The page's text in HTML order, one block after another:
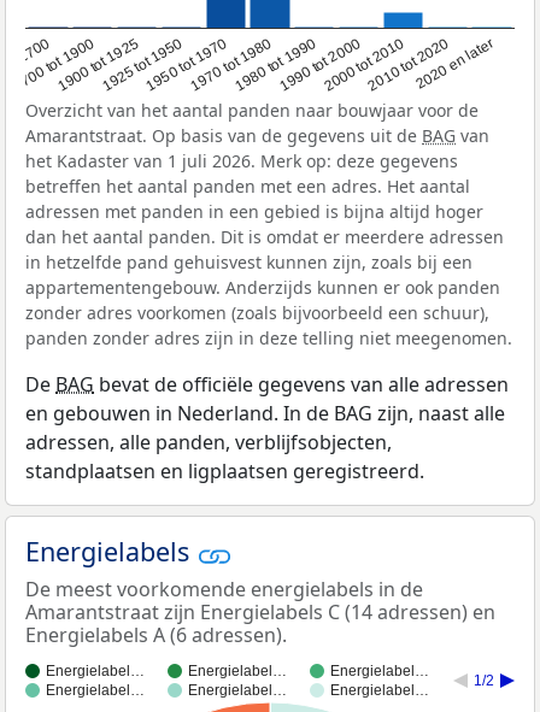
1700
1700 tot 1900
1900 tot 19251925 tot 19501950 tot 19701970 tot 19801980 tot 19901990 tot 20002000 tot 20102010 tot 20202020 en later
Overzicht van het aantal panden naar bouwjaar voor de
Amarantstraat. Op basis van de gegevens uit de BAG van
het Kadaster van 1 juli 2026. Merk op: deze gegevens
betreffen het aantal panden met een adres. Het aantal
adressen met panden in een gebied is bijna altijd hoger
dan het aantal panden. Dit is omdat er meerdere adressen
in hetzelfde pand gehuisvest kunnen zijn, zoals bij een
appartementengebouw. Anderzijds kunnen er ook panden
zonder adres voorkomen (zoals bijvoorbeeld een schuur),
panden zonder adres zijn in deze telling niet meegenomen.
De BAG bevat de officiële gegevens van alle adressen
en gebouwen in Nederland. In de BAG zijn, naast alle
adressen, alle panden, verblijfsobjecten,
standplaatsen en ligplaatsen geregistreerd.
Energielabels
De meest voorkomende energielabels in de
Amarantstraat zijn Energielabels C (14 adressen) en
Energielabels A (6 adressen).
Energielabel… Energielabel…
Energielabel…
Energielabel…
Energielabel… Energielabel…
1/2